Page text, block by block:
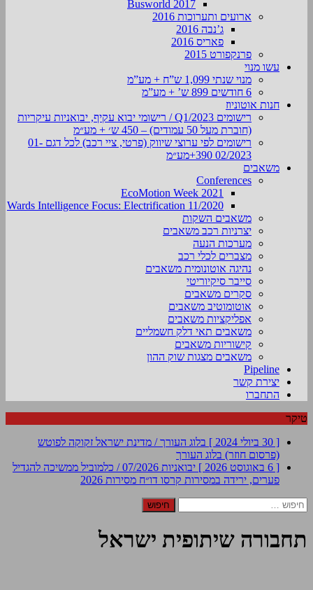
Busworld 2017
ארועים ותערוכות 2016
ג’נבה 2016
פאריס 2016
פרנקפורט 2015
עשו מנוי
מנוי שנתי 1,099 ש”ח + מע”מ
6 חודשים 899 ש’ + מע”מ
חנות אוטוניוז
רישומים Q1/2023 / רישומי יבוא עקיף, יבואניות עיקריות
(חוברת מעל 50 עמודים) – 450 ש׳ + מע״מ
רישומים לפי ערוצי שיווק (פרטי, ציי רכב) לכל דגם 01-
02/2023 390+מע״מ
משאבים
Conferences
EcoMotion Week 2021
Wards Intelligence Focus: Electrification 11/2020
משאבים השקות
יצרניות רכב משאבים
מערכות הנעה
מצברים לכלי רכב
נהיגה אוטונומית משאבים
סייבר סיקיוריטי
סקרים משאבים
אוטומוטיב משאבים
אפליקציות משאבים
משאבים תאי דלק חשמליים
קישוריות משאבים
משאבים מצגות שוק ההון
Pipeline
יצירת קשר
התחברו
טיקר
[ 30 ביולי 2024 ]
בלוג העורך / מדינת ישראל זקוקה לפוטש
(פרסום חוזר) בלוג העורך
[ 6 באוגוסט 2026 ]
יבואניות 07/2026 / כלמוביל ממשיכה להגדיל
פערים, ירידה במסירות קרסו דו״ח מסירות 2026
חיפוש:
תחבורה שיתופית ישראל